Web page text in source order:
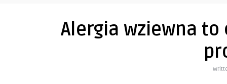
Alergia wziewna